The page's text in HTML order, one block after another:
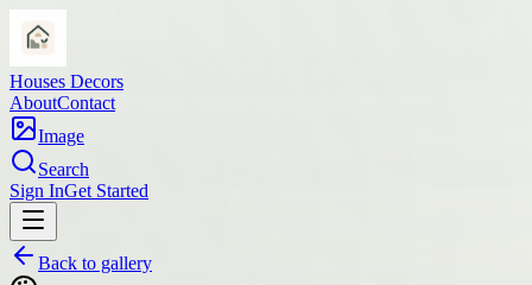
Houses Decors
AboutContact
Image
Search
Sign InGet Started
Back to gallery